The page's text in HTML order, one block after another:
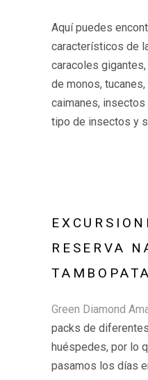
Aquí puedes
característicos de
caracoles
de monos,
caimanes, insectos
tipo de insectos y
RESERVA
TAMBOPATA
Green Diamond
packs de
huéspedes, por lo
pasamos los días